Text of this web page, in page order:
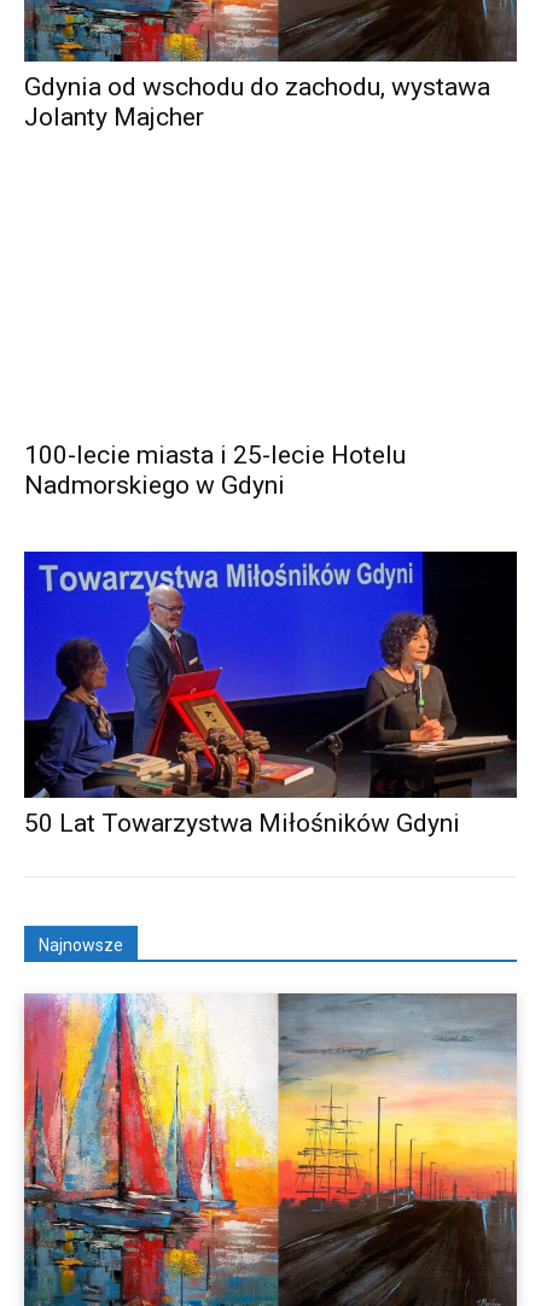
Gdynia od wschodu do zachodu, wystawa
Jolanty Majcher
100-lecie miasta i 25-lecie Hotelu
Nadmorskiego w Gdyni
50 Lat Towarzystwa Miłośników Gdyni
Najnowsze